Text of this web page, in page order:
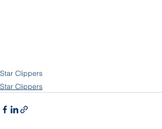
Star Clippers
Star Clippers